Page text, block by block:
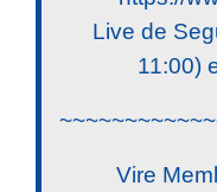
Live de
11:00)
Vire